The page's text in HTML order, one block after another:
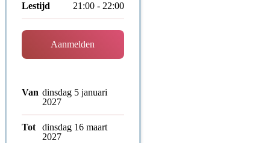
Lestijd 21:00 - 22:00
Aanmelden
Van dinsdag 5 januari
2027
Tot
dinsdag 16 maart
2027